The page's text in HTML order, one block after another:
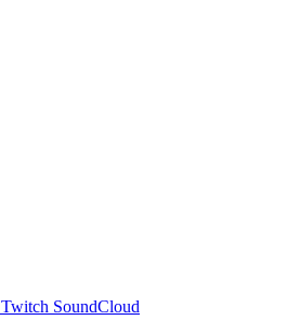
Twitch SoundCloud